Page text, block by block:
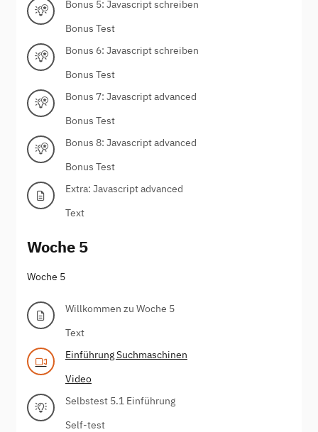
Bonus 5: Javascript schreiben
Bonus Test
Bonus 6: Javascript schreiben
Bonus Test
Bonus 7: Javascript advanced
Bonus Test
Bonus 8: Javascript advanced
Bonus Test
Extra: Javascript advanced
Text
Woche 5
Woche 5
Willkommen zu Woche 5
Text
Einführung Suchmaschinen
Video
Selbstest 5.1 Einführung
Self-test